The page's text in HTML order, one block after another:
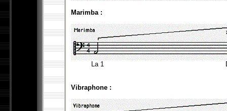
Marimba :
La 1 Do
Vibraphone :